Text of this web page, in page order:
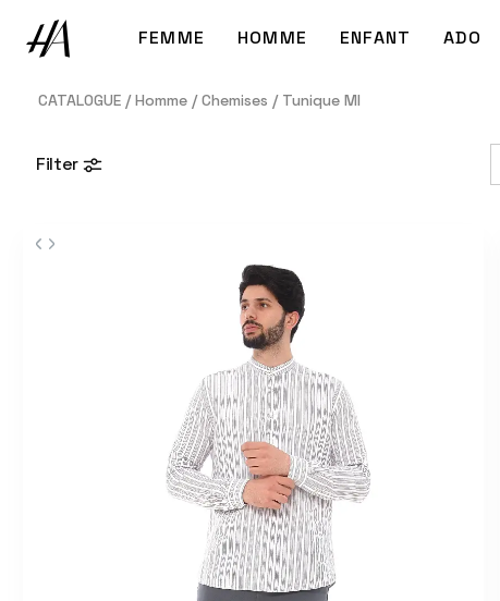
FEMME HOMME ENFANT ADO
tunique-ml homme
CATALOGUE /Homme /Chemises /Tunique Ml
Filter